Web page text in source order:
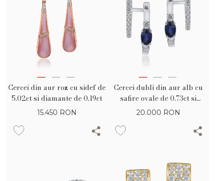
Cercei din aur roz cu sidef de
5.02ct si diamante de 0.19ct
15.450 RON
Cercei dubli din aur alb cu
safire ovale de 0.73ct si
diamante de 0.4ct
20.000 RON